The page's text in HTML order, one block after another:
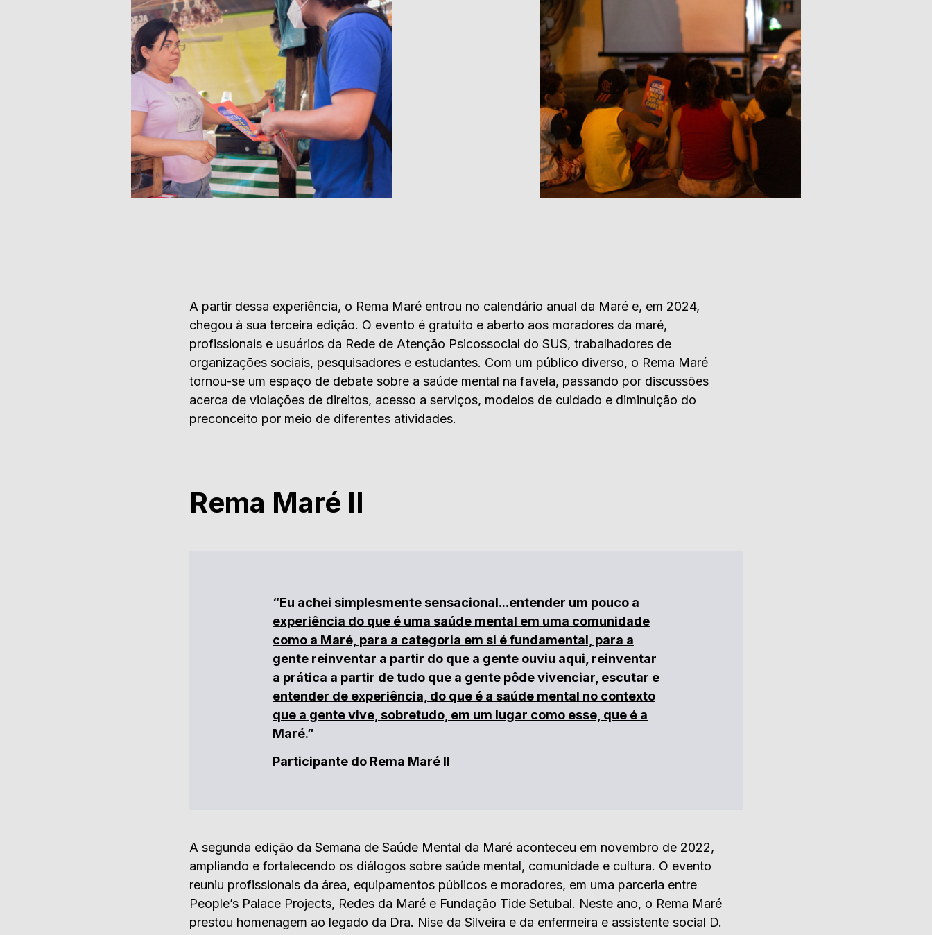
A partir dessa experiência, o Rema Maré entrou no calendário anual da Maré e, em 2024,
chegou à sua terceira edição. O evento é gratuito e aberto aos moradores da maré,
profissionais e usuários da Rede de Atenção Psicossocial do SUS, trabalhadores de
organizações sociais, pesquisadores e estudantes. Com um público diverso, o Rema Maré
tornou-se um espaço de debate sobre a saúde mental na favela, passando por discussões
acerca de violações de direitos, acesso a serviços, modelos de cuidado e diminuição do
preconceito por meio de diferentes atividades.
Rema Maré II
“Eu achei simplesmente sensacional...entender um pouco a
experiência do que é uma saúde mental em uma comunidade
como a Maré, para a categoria em si é fundamental, para a
gente reinventar a partir do que a gente ouviu aqui, reinventar
a prática a partir de tudo que a gente pôde vivenciar, escutar e
entender de experiência, do que é a saúde mental no contexto
que a gente vive, sobretudo, em um lugar como esse, que é a
Maré.”
Participante do Rema Maré II
A segunda edição da Semana de Saúde Mental da Maré aconteceu em novembro de 2022,
ampliando e fortalecendo os diálogos sobre saúde mental, comunidade e cultura. O evento
reuniu profissionais da área, equipamentos públicos e moradores, em uma parceria entre
People’s Palace Projects, Redes da Maré e Fundação Tide Setubal. Neste ano, o Rema Maré
prestou homenagem ao legado da Dra. Nise da Silveira e da enfermeira e assistente social D.